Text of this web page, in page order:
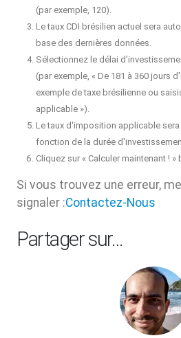
(par exemple, 120).
Le taux CDI brésilien actuel sera
base des dernières données.
Sélectionnez le délai
(par exemple, « De 181 à 360 jours
exemple de taxe brésilienne ou
applicable »).
Le taux d'imposition applicable
fonction de la durée
Cliquez sur « Calculer maintenant !
Si vous trouvez une erreur,
signaler :Contactez-Nous
Partager sur…